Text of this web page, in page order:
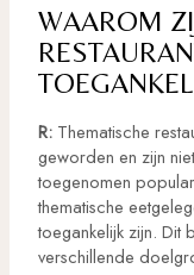
WAAROM
R:Thematische
geworden en zijn
toegenomen
thematische
toegankelijk zijn. Dit
verschillende